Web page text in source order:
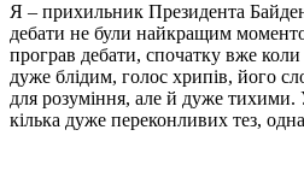
Я – прихильник Президента
дебати не були найкращим
програв дебати, спочатку вже
дуже блідим, голос хрипів, його
для розуміння, але й дуже тихими.
кілька дуже переконливих тез,